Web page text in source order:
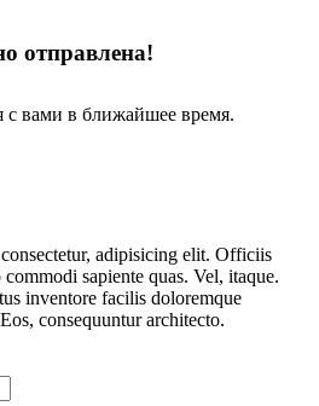
отправлена!
с вами в ближайшее время.
adipisicing elit. Officiis
sapiente quas. Vel, itaque.
inventore facilis doloremque
consequuntur architecto.